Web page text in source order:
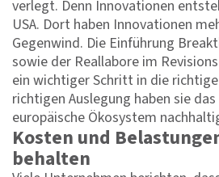
verlegt. Denn Innovationen
USA. Dort haben Innovationen
Gegenwind. Die Einführung
sowie der Reallabore im
ein wichtiger Schritt in die
richtigen Auslegung haben sie
europäische Ökosystem
Kosten und
behalten